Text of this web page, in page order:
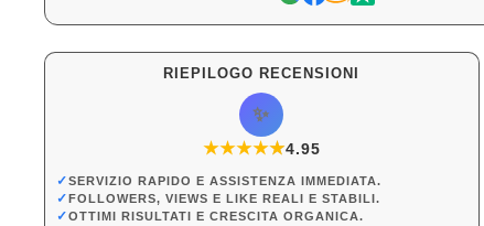
RIEPILOGO RECENSIONI
✨
★★★★★
★4.95
✓SERVIZIO RAPIDO E ASSISTENZA IMMEDIATA.
✓FOLLOWERS, VIEWS E LIKE REALI E STABILI.
✓OTTIMI RISULTATI E CRESCITA ORGANICA.